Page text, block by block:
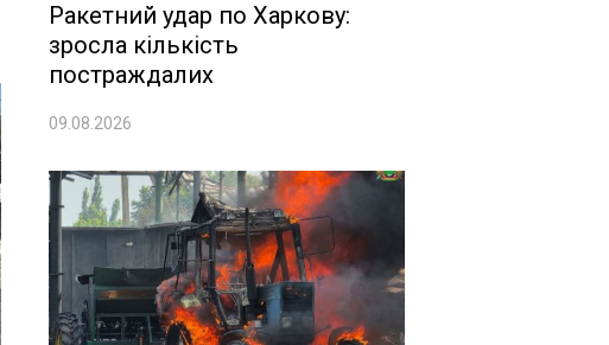
Ракетний удар по Харкову:
зросла кількість
постраждалих
09.08.2026